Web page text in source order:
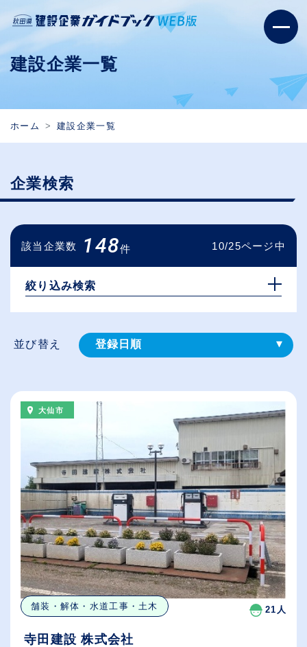
建設企業一覧
ホーム 建設企業一覧
企業検索
該当企業数 148件 10/25ページ中
絞り込み検索
並び替え 登録⽇順
（⾼卒の給与を基準）
従業員が多い順
休日数が多い順
大仙市
舗装・解体・水道工事・土木 21人
寺田建設 株式会社